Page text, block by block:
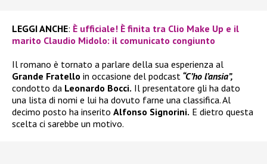
LEGGI ANCHE: È ufficiale! È finita tra Clio Make Up e il
marito Claudio Midolo: il comunicato congiunto
Il romano è tornato a parlare della sua esperienza al
Grande Fratello in occasione del podcast “C’ho l’ansia”,
condotto da Leonardo Bocci. Il presentatore gli ha dato
una lista di nomi e lui ha dovuto farne una classifica. Al
decimo posto ha inserito Alfonso Signorini. E dietro questa
scelta ci sarebbe un motivo.